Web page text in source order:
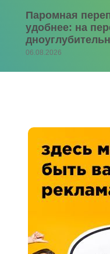
Паромная
удобнее: на
06.08.2026